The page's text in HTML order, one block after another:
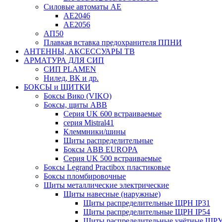
Силовые автоматы АЕ
АЕ2046
АЕ2056
АП50
Плавкая вставка предохранителя ППНИ
АНТЕННЫ, АКСЕССУАРЫ ТВ
АРМАТУРА ДЛЯ СИП
СИП PLAMEN
Нилед, ВК и др.
БОКСЫ и ЩИТКИ
Боксы Вико (VIKO)
Боксы, щиты ABB
Серия UK 600 встраиваемые
серия Mistral41
Клеммники/шины
Щиты распределительные
Боксы ABB EUROPA
Серия UK 500 встраиваемые
Боксы Legrand Practibox пластиковые
Боксы пломбировочные
Щиты металлические электрические
Щиты навесные (наружные)
Щиты распределительные ЩРН IP31
Щиты распределительные ЩРН IP54